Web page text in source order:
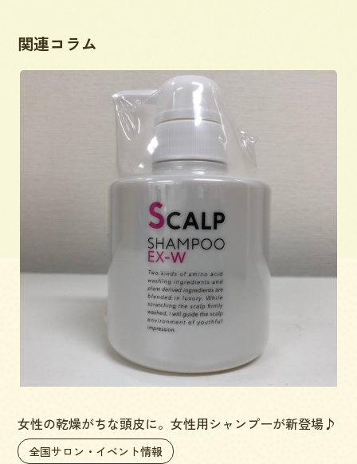
関連コラム
女性の乾燥がちな頭皮に。女性用シャンプーが新登場♪
全国サロン・イベント情報